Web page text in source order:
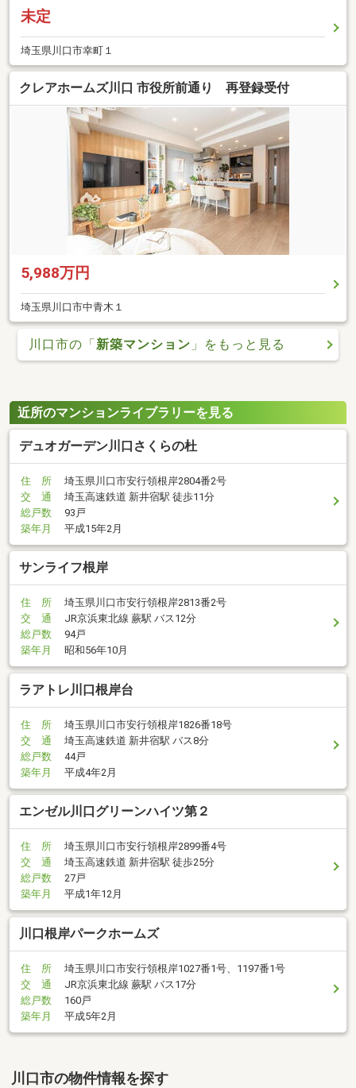
未定
埼玉県川口市幸町１
クレアホームズ川口 市役所前通り 再登録受付
5,988万円
埼玉県川口市中青木１
川口市の「新築マンション 」をもっと見る
近所のマンションライブラリーを見る
デュオガーデン川口さくらの杜
住 所
埼玉県川口市安行領根岸2804番2号
交 通
埼玉高速鉄道 新井宿駅 徒歩11分
総戸数
93戸
築年月
平成15年2月
サンライフ根岸
住 所
埼玉県川口市安行領根岸2813番2号
交 通
JR京浜東北線 蕨駅 バス12分
総戸数
94戸
築年月
昭和56年10月
ラアトレ川口根岸台
住 所
埼玉県川口市安行領根岸1826番18号
交 通
埼玉高速鉄道 新井宿駅 バス8分
総戸数
44戸
築年月
平成4年2月
エンゼル川口グリーンハイツ第２
住 所
埼玉県川口市安行領根岸2899番4号
交 通
埼玉高速鉄道 新井宿駅 徒歩25分
総戸数
27戸
築年月
平成1年12月
川口根岸パークホームズ
住 所
埼玉県川口市安行領根岸1027番1号、1197番1号
交 通
JR京浜東北線 蕨駅 バス17分
総戸数
160戸
築年月
平成5年2月
川口市の物件情報を探す